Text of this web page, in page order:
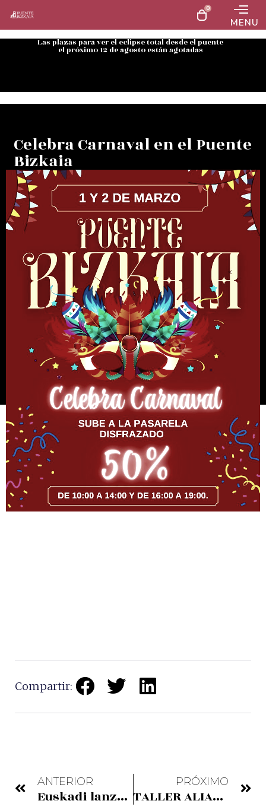
0
MENU
Las plazas para ver el eclipse total desde el puente
el próximo 12 de agosto están agotadas
Celebra Carnaval en el Puente
Bizkaia
Compartir:
ANTERIOR
Euskadi lanza su primera experiencia de realidad virtual en su portal de turismo
PRÓXIMO
TALLER ALIANZA DE PAISAJES CULTURALES Y SITIOS AFINES DELPATRIMONIO MUNDIAL